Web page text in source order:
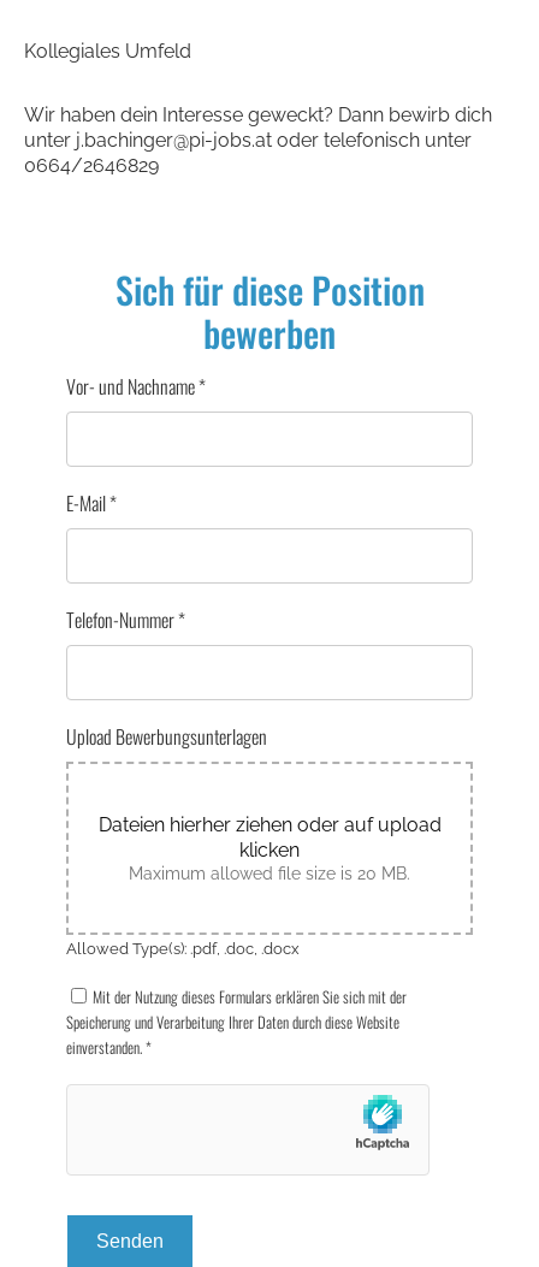
Kollegiales Umfeld
Wir haben dein Interesse geweckt? Dann bewirb dich
unter j.bachinger@pi-jobs.at oder telefonisch unter
0664/2646829
Sich für diese Position
bewerben
Vor- und Nachname*
E-Mail*
Telefon-Nummer*
Upload Bewerbungsunterlagen
Dateien hierher ziehen oder auf upload
klicken
Maximum allowed file size is 20 MB.
Allowed Type(s): .pdf, .doc, .docx
Mit der Nutzung dieses Formulars erklären Sie sich mit der
Speicherung und Verarbeitung Ihrer Daten durch diese Website
einverstanden.*